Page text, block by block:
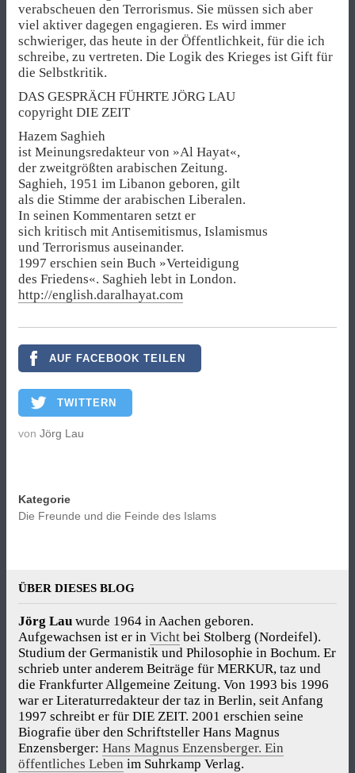
verabscheuen den Terrorismus. Sie müssen sich aber
viel aktiver dagegen engagieren. Es wird immer
schwieriger, das heute in der Öffentlichkeit, für die ich
schreibe, zu vertreten. Die Logik des Krieges ist Gift für
die Selbstkritik.
DAS GESPRÄCH FÜHRTE JÖRG LAU
copyright DIE ZEIT
Hazem Saghieh
ist Meinungsredakteur von »Al Hayat«,
der zweitgrößten arabischen Zeitung.
Saghieh, 1951 im Libanon geboren, gilt
als die Stimme der arabischen Liberalen.
In seinen Kommentaren setzt er
sich kritisch mit Antisemitismus, Islamismus
und Terrorismus auseinander.
1997 erschien sein Buch »Verteidigung
des Friedens«. Saghieh lebt in London.
http://english.daralhayat.com
AUF FACEBOOK TEILEN
TWITTERN
von Jörg Lau
Kategorie
Die Freunde und die Feinde des Islams
ÜBER DIESES BLOG
Jörg Lau wurde 1964 in Aachen geboren.
Aufgewachsen ist er in Vicht bei Stolberg (Nordeifel).
Studium der Germanistik und Philosophie in Bochum. Er
schrieb unter anderem Beiträge für MERKUR, taz und
die Frankfurter Allgemeine Zeitung. Von 1993 bis 1996
war er Literaturredakteur der taz in Berlin, seit Anfang
1997 schreibt er für DIE ZEIT. 2001 erschien seine
Biografie über den Schriftsteller Hans Magnus
Enzensberger: Hans Magnus Enzensberger. Ein
öffentliches Leben im Suhrkamp Verlag.